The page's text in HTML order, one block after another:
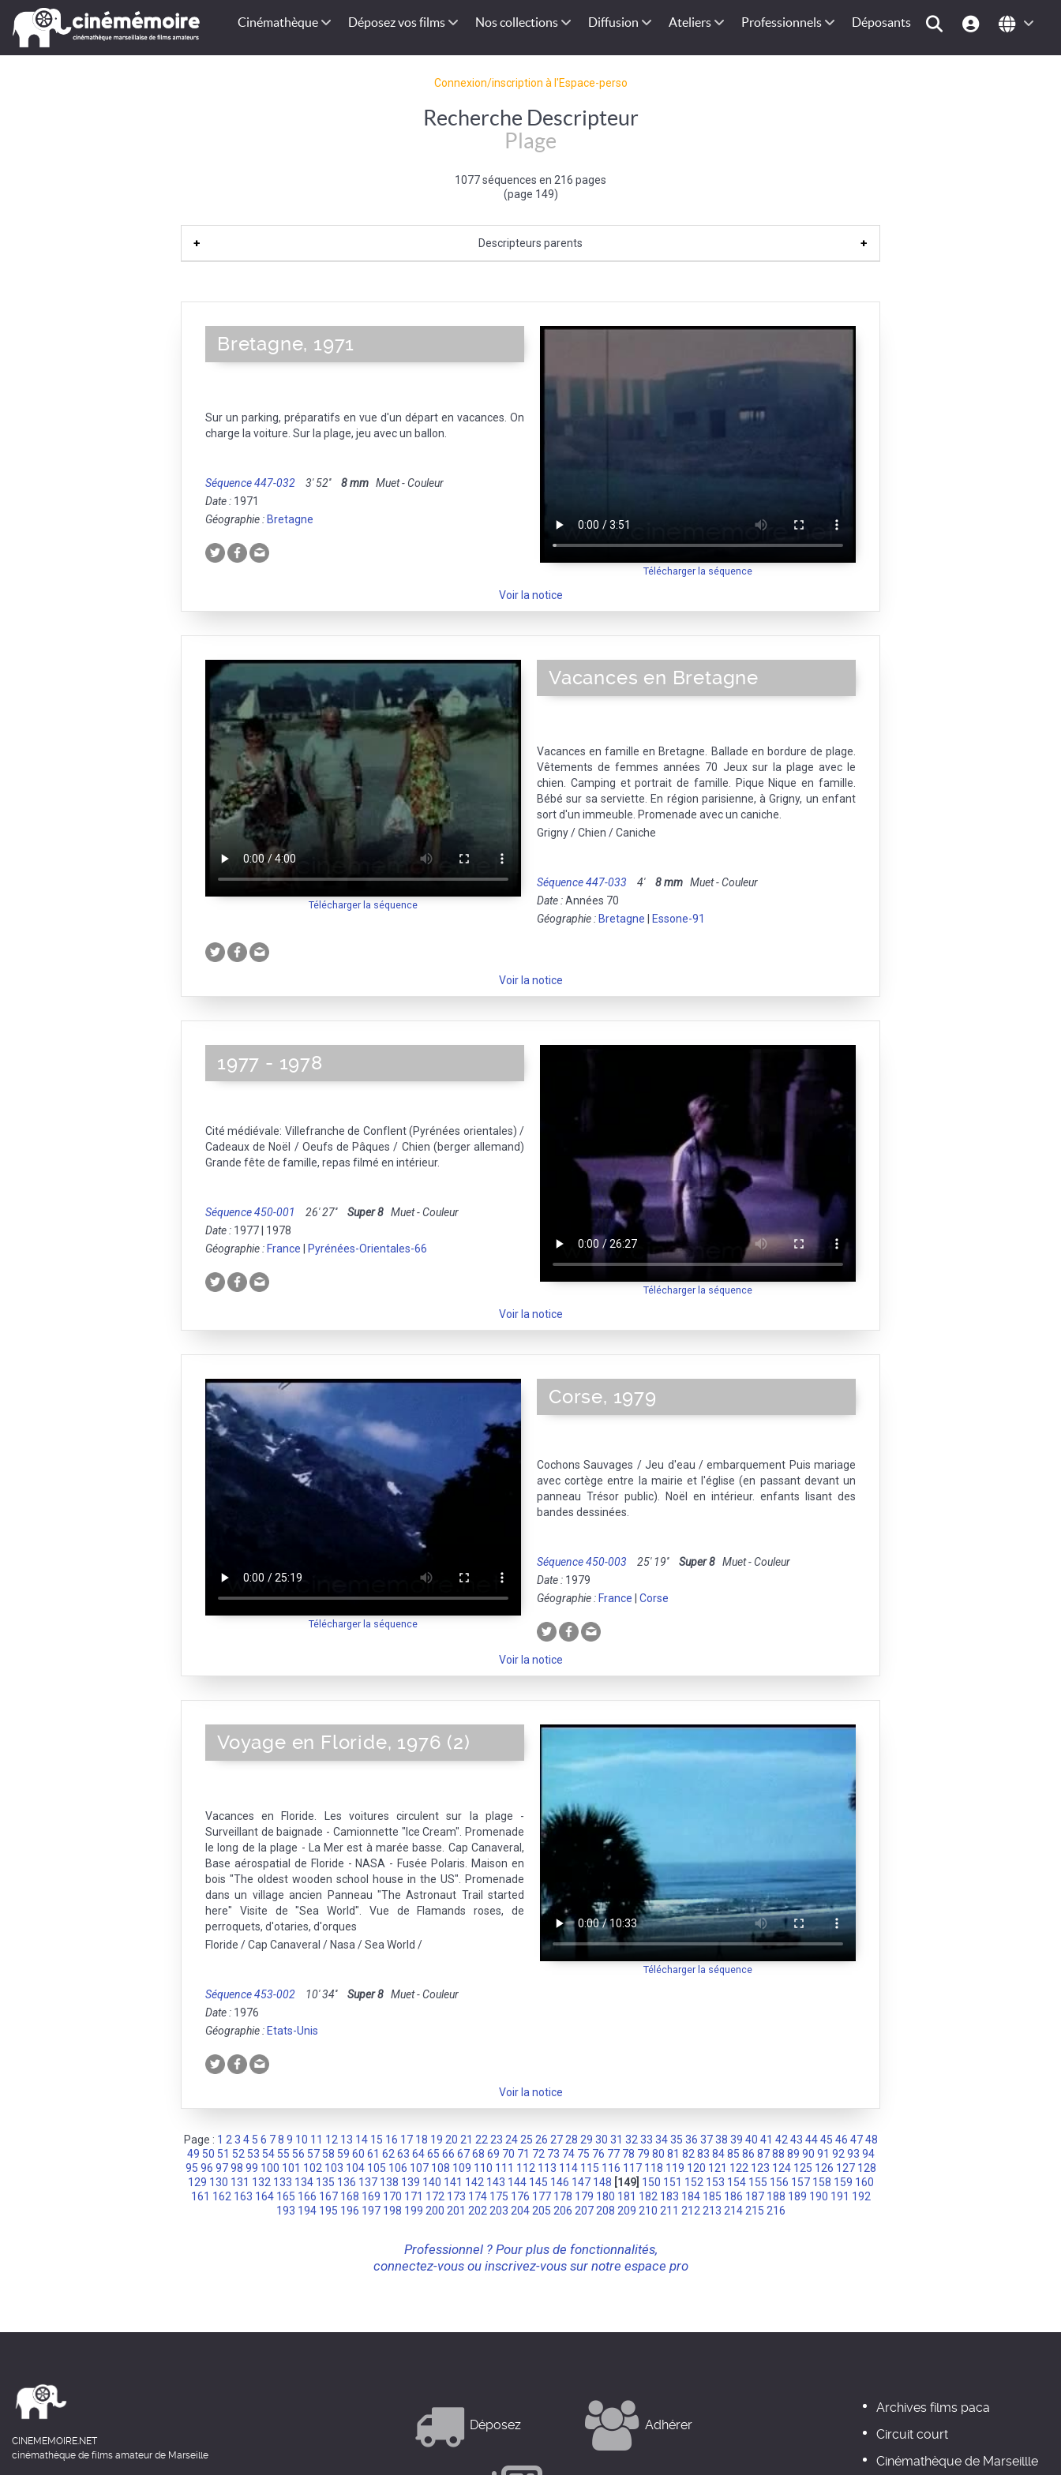
Cinémathèque Déposez vos films Nos collections Diffusion Ateliers Professionnels Déposants
Connexion/inscription à l'Espace-perso
Recherche Descripteur
Plage
1077 séquences en 216 pages
(page 149)
Descripteurs parents
Télécharger la séquence
Bretagne, 1971
Sur un parking, préparatifs en vue d'un départ en vacances. On
charge la voiture. Sur la plage, jeu avec un ballon.
Séquence 447-032 3' 52'' 8 mm Muet - Couleur
Date : 1971
Géographie : Bretagne
Voir la notice
Télécharger la séquence
Vacances en Bretagne
Vacances en famille en Bretagne. Ballade en bordure de plage.
Vêtements de femmes années 70 Jeux sur la plage avec le
chien. Camping et portrait de famille. Pique Nique en famille.
Bébé sur sa serviette. En région parisienne, à Grigny, un enfant
sort d'un immeuble. Promenade avec un caniche.
Grigny / Chien / Caniche
Séquence 447-033 4' 8 mm Muet - Couleur
Date :Années 70
Géographie : Bretagne Essone-91
Voir la notice
Télécharger la séquence
1977 - 1978
Cité médiévale: Villefranche de Conflent (Pyrénées orientales) /
Cadeaux de Noël / Oeufs de Pâques / Chien (berger allemand)
Grande fête de famille, repas filmé en intérieur.
Séquence 450-001 26' 27'' Super 8 Muet - Couleur
Date : 1977 | 1978
Géographie : France Pyrénées-Orientales-66
Voir la notice
Télécharger la séquence
Corse, 1979
Cochons Sauvages / Jeu d'eau / embarquement Puis mariage
avec cortège entre la mairie et l'église (en passant devant un
panneau Trésor public). Noël en intérieur. enfants lisant des
bandes dessinées.
Séquence 450-003 25' 19'' Super 8 Muet - Couleur
Date : 1979
Géographie : France Corse
Voir la notice
Télécharger la séquence
Voyage en Floride, 1976 (2)
Vacances en Floride. Les voitures circulent sur la plage -
Surveillant de baignade - Camionnette "Ice Cream". Promenade
le long de la plage - La Mer est à marée basse. Cap Canaveral,
Base aérospatial de Floride - NASA - Fusée Polaris. Maison en
bois "The oldest wooden school house in the US". Promenade
dans un village ancien Panneau "The Astronaut Trail started
here" Visite de "Sea World". Vue de Flamands roses, de
perroquets, d'otaries, d'orques
Floride / Cap Canaveral / Nasa / Sea World /
Séquence 453-002 10' 34'' Super 8 Muet - Couleur
Date : 1976
Géographie : Etats-Unis
Voir la notice
Page : 1 2 3 4 5 6 7 8 9 10 11 12 13 14 15 16 17 18 19 20 21 22 23 24 25 26 27 28 29 30 31 32 33 34 35 36 37 38 39 40 41 42 43 44 45 46 47 48
49 50 51 52 53 54 55 56 57 58 59 60 61 62 63 64 65 66 67 68 69 70 71 72 73 74 75 76 77 78 79 80 81 82 83 84 85 86 87 88 89 90 91 92 93 94
95 96 97 98 99 100 101 102 103 104 105 106 107 108 109 110 111 112 113 114 115 116 117 118 119 120 121 122 123 124 125 126 127 128
129 130 131 132 133 134 135 136 137 138 139 140 141 142 143 144 145 146 147 148 [149] 150 151 152 153 154 155 156 157 158 159 160
161 162 163 164 165 166 167 168 169 170 171 172 173 174 175 176 177 178 179 180 181 182 183 184 185 186 187 188 189 190 191 192
193 194 195 196 197 198 199 200 201 202 203 204 205 206 207 208 209 210 211 212 213 214 215 216
Professionnel ? Pour plus de fonctionnalités,
connectez-vous ou inscrivez-vous sur notre espace pro
CINEMEMOIRE.NET
cinémathèque de films amateur de Marseille
Déposez Adhérer
Archives films paca
Circuit court
Cinémathèque de Marseillle